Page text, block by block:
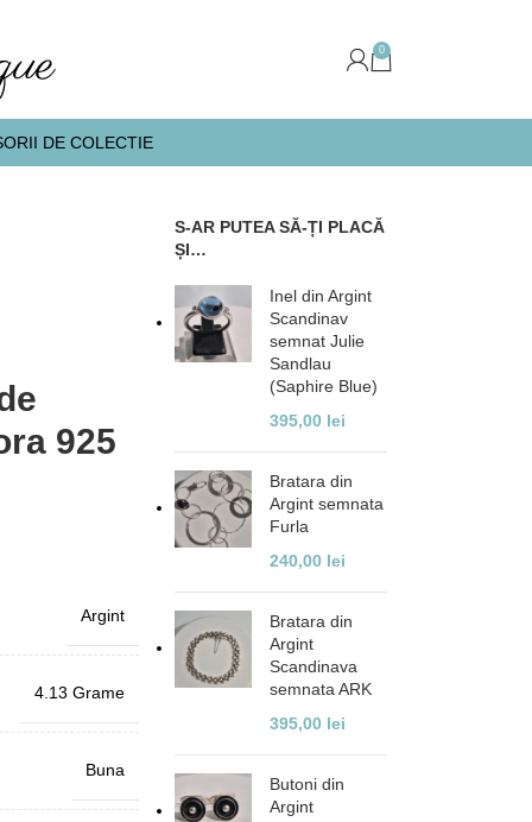
0
DE COLECTIE
925
Argint
4.13 Grame
Buna
S-AR PUTEA SĂ-ȚI PLACĂ
ȘI…
Inel din Argint
Scandinav
semnat Julie
Sandlau
(Saphire Blue)
395,00 lei
Bratara din
Argint semnata
Furla
240,00 lei
Bratara din
Argint
Scandinava
semnata ARK
395,00 lei
Butoni din
Argint